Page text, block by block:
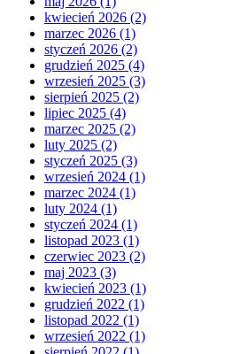
kwiecień 2026 (2)
marzec 2026 (1)
styczeń 2026 (2)
grudzień 2025 (4)
wrzesień 2025 (3)
sierpień 2025 (2)
lipiec 2025 (4)
marzec 2025 (2)
luty 2025 (2)
styczeń 2025 (3)
wrzesień 2024 (1)
marzec 2024 (1)
luty 2024 (1)
styczeń 2024 (1)
listopad 2023 (1)
czerwiec 2023 (2)
maj 2023 (3)
kwiecień 2023 (1)
grudzień 2022 (1)
listopad 2022 (1)
wrzesień 2022 (1)